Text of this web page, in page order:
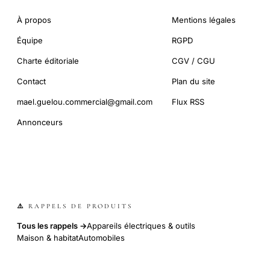
À propos
Équipe
Charte éditoriale
Contact
mael.guelou.commercial@gmail.com
Annonceurs
Mentions légales
RGPD
CGV / CGU
Plan du site
Flux RSS
⚠️ RAPPELS DE PRODUITS
Tous les rappels →Appareils électriques & outils
Maison & habitatAutomobiles